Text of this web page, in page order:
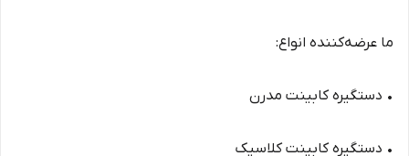
ما عرضه‌کننده انواع:
• دستگیره کابینت مدرن
• دستگیره کابینت کلاسیک